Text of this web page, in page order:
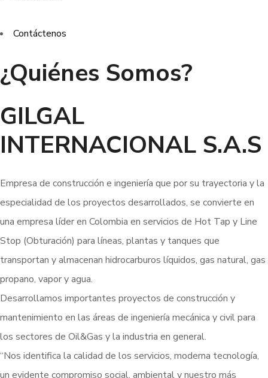
Contáctenos
¿Quiénes Somos?
GILGAL
INTERNACIONAL S.A.S
Empresa de construcción e ingeniería que por su trayectoria y la
especialidad de los proyectos desarrollados, se convierte en
una empresa líder en Colombia en servicios de Hot Tap y Line
Stop (Obturación) para líneas, plantas y tanques que
transportan y almacenan hidrocarburos líquidos, gas natural, gas
propano, vapor y agua.
Desarrollamos importantes proyectos de construcción y
mantenimiento en las áreas de ingeniería mecánica y civil para
los sectores de Oil&Gas y la industria en general.
“Nos identifica la calidad de los servicios, moderna tecnología,
un evidente compromiso social, ambiental y nuestro más